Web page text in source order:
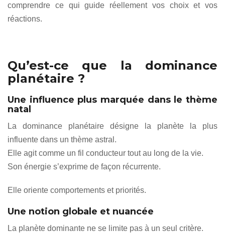
comprendre ce qui guide réellement vos choix et vos
réactions.
Qu’est-ce que la dominance
planétaire ?
Une influence plus marquée dans le thème
natal
La dominance planétaire désigne la planète la plus
influente dans un thème astral.
Elle agit comme un fil conducteur tout au long de la vie.
Son énergie s’exprime de façon récurrente.
Elle oriente comportements et priorités.
Une notion globale et nuancée
La planète dominante ne se limite pas à un seul critère.